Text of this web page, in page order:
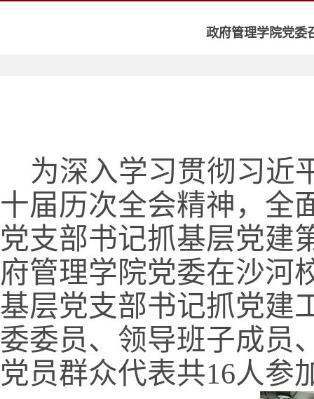
政府管理学院党委
为深入学习贯彻习近
十届历次全会精神，全
党支部书记抓基层党建
府管理学院党委在沙河
基层党支部书记抓党建
委委员、领导班子成员
党员群众代表共16人参